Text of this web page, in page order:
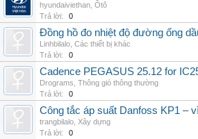
hyundaiviethan Ôtô
Trả lời:
0
Đồng hồ đo nhiệt độ đường ống
Linhbilalo Các thiết bị khác
Trả lời:
0
Cadence PEGASUS 25.12 for
Drograms Thông gió thông thường
Trả lời:
0
Công tắc áp suất Danfoss KP1 –
trangbilalo Xây dựng
Trả lời:
0